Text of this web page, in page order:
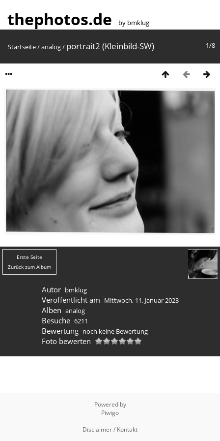
thephotos.de by bmklug
1/8
Startseite/analog/ portrait2 (Kleinbild-SW)
Erste Seite
Zurück zum Album
Autor bmklug
Veröffentlicht am Mittwoch, 11. Januar 2023
Alben analog
Besuche 6211
Bewertung noch keine Bewertung
Foto bewerten
Powered by
Piwigo
Disclaimer / Kontakt